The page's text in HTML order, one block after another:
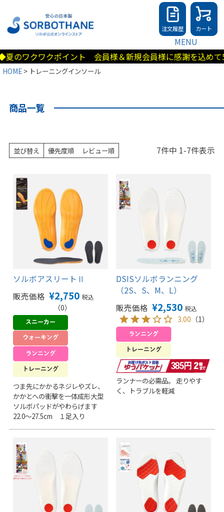
注文履歴 カート
MENU
ワクワクポイント 会員様＆新規会員様に感謝を込めて
HOME トレーニングインソール
商品一覧
並び替え 優先度順 レビュー順 7件中 1-7件表示
ソルボアスリートⅡ
販売価格 ¥2,750 税込
（0）
つま先にかかるネジレやズレ、
かかとへの衝撃を一体成形大型
ソルボパッドがやわらげます
22.0～27.5cm １足入り
DSISソルボランニング
（2S、S、M、L）
販売価格 ¥2,530 税込
3.00 （1）
ランナーの必需品。 走りやす
く、トラブルを軽減